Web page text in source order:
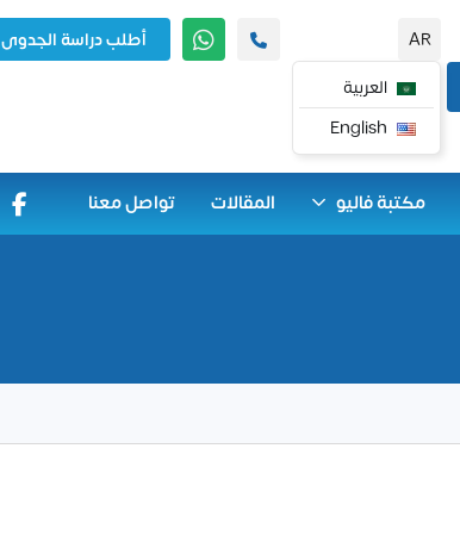
AR
العربية
أطلب دراسة الجدوى
مكتبة فاليو المقالات تواصل معنا